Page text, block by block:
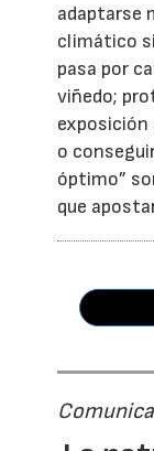
adaptarse
climático
pasa por
viñedo;
o
óptimo”
que